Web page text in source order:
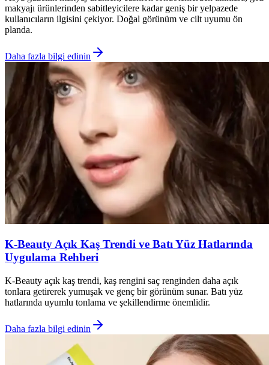
makyajı ürünlerinden sabitleyicilere kadar geniş bir yelpazede
kullanıcıların ilgisini çekiyor. Doğal görünüm ve cilt uyumu ön
planda.
Daha fazla bilgi edinin
K-Beauty Açık Kaş Trendi ve Batı Yüz Hatlarında
Uygulama Rehberi
K-Beauty açık kaş trendi, kaş rengini saç renginden daha açık
tonlara getirerek yumuşak ve genç bir görünüm sunar. Batı yüz
hatlarında uyumlu tonlama ve şekillendirme önemlidir.
Daha fazla bilgi edinin